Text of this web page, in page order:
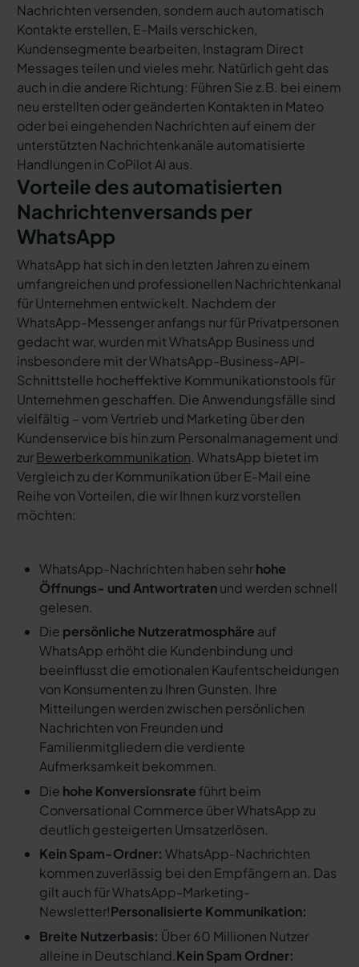
Nachrichten versenden, sondern auch automatisch
Kontakte erstellen, E-Mails verschicken,
Kundensegmente bearbeiten, Instagram Direct
Messages teilen und vieles mehr. Natürlich geht das
auch in die andere Richtung: Führen Sie z.B. bei einem
neu erstellten oder geänderten Kontakten in Mateo
oder bei eingehenden Nachrichten auf einem der
unterstützten Nachrichtenkanäle automatisierte
Handlungen in CoPilot AI aus.
Vorteile des automatisierten
Nachrichtenversands per
WhatsApp
WhatsApp hat sich in den letzten Jahren zu einem
umfangreichen und professionellen Nachrichtenkanal
für Unternehmen entwickelt. Nachdem der
WhatsApp-Messenger anfangs nur für Privatpersonen
gedacht war, wurden mit WhatsApp Business und
insbesondere mit der WhatsApp-Business-API-
Schnittstelle hocheffektive Kommunikationstools für
Unternehmen geschaffen. Die Anwendungsfälle sind
vielfältig – vom Vertrieb und Marketing über den
Kundenservice bis hin zum Personalmanagement und
zurBewerberkommunikation. WhatsApp bietet im
Vergleich zu der Kommunikation über E-Mail eine
Reihe von Vorteilen, die wir Ihnen kurz vorstellen
möchten:
WhatsApp-Nachrichten haben sehrhohe
Öffnungs- und Antwortratenund werden schnell
gelesen.
Die persönliche Nutzeratmosphäre auf
WhatsApp erhöht die Kundenbindung und
beeinflusst die emotionalen Kaufentscheidungen
von Konsumenten zu Ihren Gunsten. Ihre
Mitteilungen werden zwischen persönlichen
Nachrichten von Freunden und
Familienmitgliedern die verdiente
Aufmerksamkeit bekommen.
Die hohe Konversionsrate führt beim
Conversational Commerce über WhatsApp zu
deutlich gesteigerten Umsatzerlösen.
Kein Spam-Ordner: WhatsApp-Nachrichten
kommen zuverlässig bei den Empfängern an. Das
gilt auch für WhatsApp-Marketing-
Newsletter!Personalisierte Kommunikation:
Breite Nutzerbasis: Über 60 Millionen Nutzer
alleine in Deutschland.Kein Spam Ordner: